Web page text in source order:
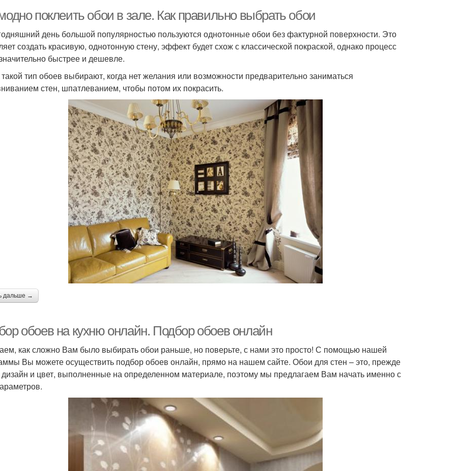
поклеить обои в зале. Как правильно выбрать обои
день большой популярностью пользуются однотонные обои без фактурной поверхности. Это
создать красивую, однотонную стену, эффект будет схож с классической покраской, однако процесс
быстрее и дешевле.
тип обоев выбирают, когда нет желания или возможности предварительно заниматься
стен, шпатлеванием, чтобы потом их покрасить.
дальше →
обоев на кухню онлайн. Подбор обоев онлайн
как сложно Вам было выбирать обои раньше, но поверьте, с нами это просто! С помощью нашей
Вы можете осуществить подбор обоев онлайн, прямо на нашем сайте. Обои для стен – это, прежде
дизайн и цвет, выполненные на определенном материале, поэтому мы предлагаем Вам начать именно с